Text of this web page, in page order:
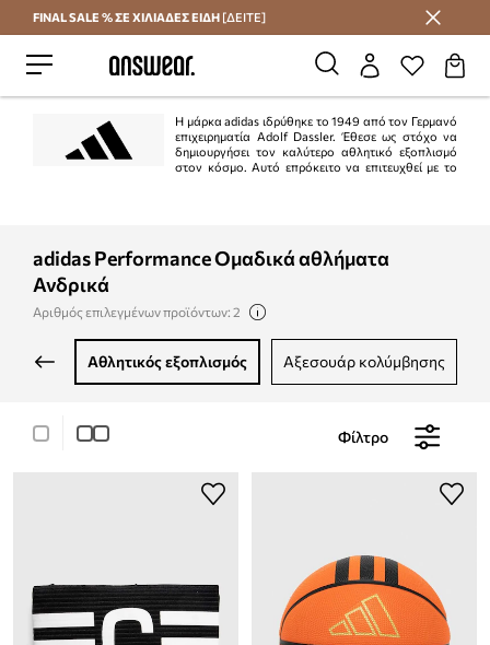
Εξοικονομήστε με το Answear Club
FINAL SALE % ΣΕ ΧΙΛΙΑΔΕΣ ΕΙΔΗ [ΔΕΙΤΕ]
Η μάρκα adidas ιδρύθηκε το 1949 από τον Γερμανό
επιχειρηματία Adolf Dassler. Έθεσε ως στόχο να
δημιουργήσει τον καλύτερο αθλητικό εξοπλισμό
στον κόσμο. Αυτό επρόκειτο να επιτευχθεί με το
adidas Performance Ομαδικά αθλήματα
Ανδρικά
Αριθμός επιλεγμένων προϊόντων: 2
αθλητικός εξοπλισμός αξεσουάρ κολύμβησης
Φίλτρο